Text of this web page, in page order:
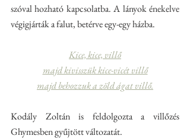
szóval hozható kapcsolatba. A lányok énekelve
végigjárták a falut, betérve egy-egy házba.
Kice, kice, villő
majd kivisszük kice-vicét villő
majd behozzuk a zöld ágat villő.
Kodály Zoltán is feldolgozta a villőzés
Ghymesben gyűjtött változatát.